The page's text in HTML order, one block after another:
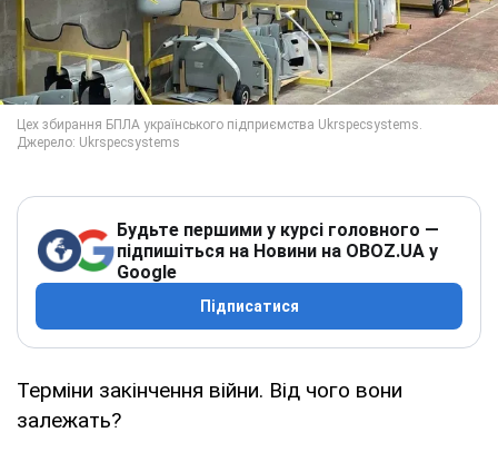
Будьте першими у курсі головного —
підпишіться на Новини на OBOZ.UA у
Google
Підписатися
Терміни закінчення війни. Від чого вони
залежать?